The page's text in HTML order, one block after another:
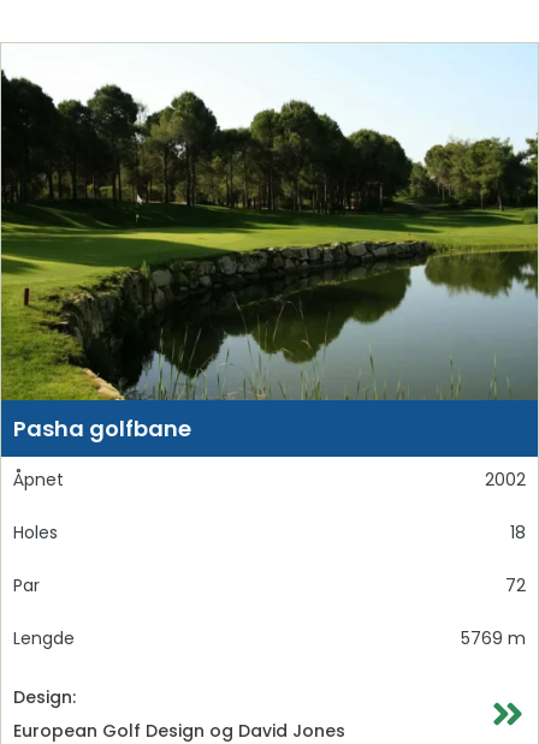
Pasha golfbane
Åpnet 2002
Holes 18
Par 72
Lengde 5769 m
Design:
European Golf Design og David Jones